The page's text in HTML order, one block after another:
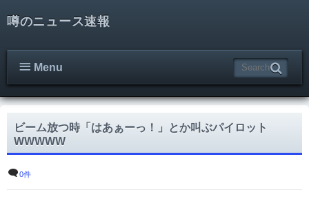
噂のニュース速報
Menu
ビーム放つ時「はあぁーっ！」とか叫ぶパイロット
WWWWW
0件